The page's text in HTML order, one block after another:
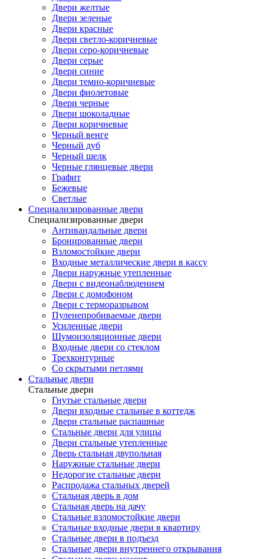
Двери желтые
Двери зеленые
Двери красные
Двери светло-коричневые
Двери серо-коричневые
Двери серые
Двери синие
Двери темно-коричневые
Двери фиолетовые
Двери черные
Двери шоколадные
Двери коричневые
Черный венге
Черный дуб
Черный шелк
Черные глянцевые двери
Графит
Бежевые
Светлые
Специализированные двери
Специализированные двери
Антивандальные двери
Бронированные двери
Взломостойкие двери
Входные металлические двери в кассу
Двери наружные утепленные
Двери с видеонаблюдением
Двери с домофоном
Двери с терморазрывом
Пуленепробиваемые двери
Усиленные двери
Шумоизоляционные двери
Входные двери со стеклом
Трехконтурные
Со скрытыми петлями
Стальные двери
Стальные двери
Гнутые стальные двери
Двери входные стальные в коттедж
Двери стальные распашные
Стальные двери для улицы
Двери стальные утепленные
Дверь стальная двупольная
Наружные стальные двери
Недорогие стальные двери
Распродажа стальных дверей
Стальная дверь в дом
Стальная дверь на дачу
Стальные взломостойкие двери
Стальные входные двери в квартиру
Стальные двери в подъезд
Стальные двери внутреннего открывания